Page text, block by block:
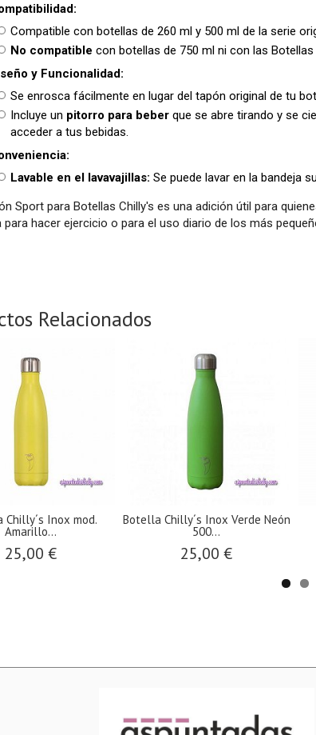
Compatible con botellas de 260 ml y 500 ml de la serie
No compatible con botellas de 750 ml ni con las Botellas
y Funcionalidad:
Se enrosca fácilmente en lugar del tapón original de tu
Incluye un pitorro para beber que se abre tirando y se
acceder a tus bebidas.
Lavable en el lavavajillas: Se puede lavar en la bandeja
Sport para Botellas Chilly's es una adición útil para
para hacer ejercicio o para el uso diario de los más
Relacionados
Botella Chilly´s serie 2 color
35,00 €
Tapón Sport Botella